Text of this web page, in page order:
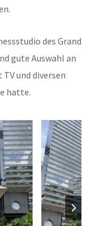
des Grand
gute Auswahl an
und diversen
hatte.